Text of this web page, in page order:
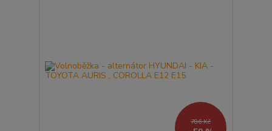
786 Kč